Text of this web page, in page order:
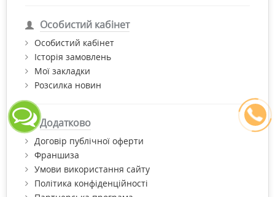
Особистий кабінет
Особистий кабінет
Історія замовлень
Мої закладки
Розсилка новин
Додатково
Договір публічної оферти
Франшиза
Умови використання сайту
Політика конфіденційності